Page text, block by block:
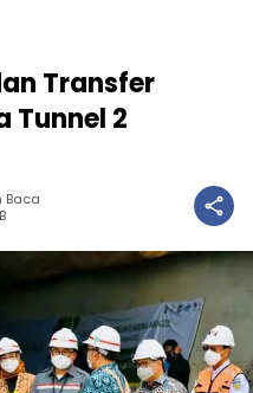
Transfer
Tunnel 2
Baca